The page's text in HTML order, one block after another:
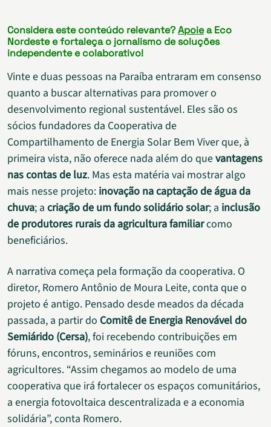
Considera este conteúdo relevante?Apoiea Eco
Nordeste e fortaleça o jornalismo de soluções
independente e colaborativo!
Vinte e duas pessoas na Paraíba entraram em consenso
quanto a buscar alternativas para promover o
desenvolvimento regional sustentável. Eles são os
sócios fundadores da Cooperativa de
Compartilhamento de Energia Solar Bem Viver que, à
primeira vista, não oferece nada além do quevantagens
nas contas de luz. Mas esta matéria vai mostrar algo
mais nesse projeto: inovação na captação de água da
chuva; a criação de um fundo solidário solar; a inclusão
de produtores rurais da agricultura familiarcomo
beneficiários.
A narrativa começa pela formação da cooperativa. O
diretor, Romero Antônio de Moura Leite, conta que o
projeto é antigo. Pensado desde meados da década
passada, a partir do Comitê de Energia Renovável do
Semiárido (Cersa), foi recebendo contribuições em
fóruns, encontros, seminários e reuniões com
agricultores. “Assim chegamos ao modelo de uma
cooperativa que irá fortalecer os espaços comunitários,
a energia fotovoltaica descentralizada e a economia
solidária”, conta Romero.